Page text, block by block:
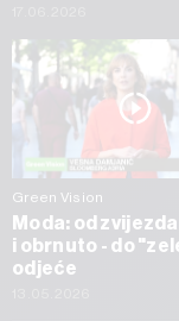
Green Vision
Moda: od
i obrnuto - do
odjeće